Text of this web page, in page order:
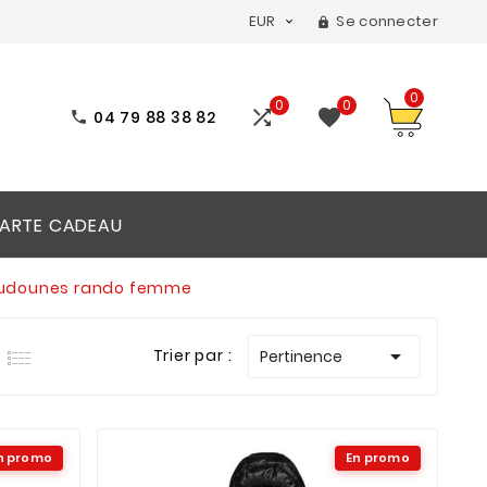
EUR   Se connecter
 04 79 88 38 82 0 0 0
CADEAU
rando femme
Trier par : Pertinence 
promo En promo